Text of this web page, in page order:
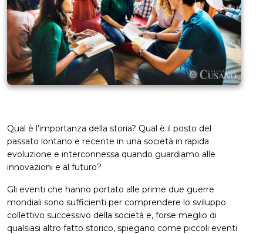
Qual è l’importanza della storia? Qual è il posto del
passato lontano e recente in una società in rapida
evoluzione e interconnessa quando guardiamo alle
innovazioni e al futuro?
Gli eventi che hanno portato alle prime due guerre
mondiali sono sufficienti per comprendere lo sviluppo
collettivo successivo della società e, forse meglio di
qualsiasi altro fatto storico, spiegano come piccoli eventi